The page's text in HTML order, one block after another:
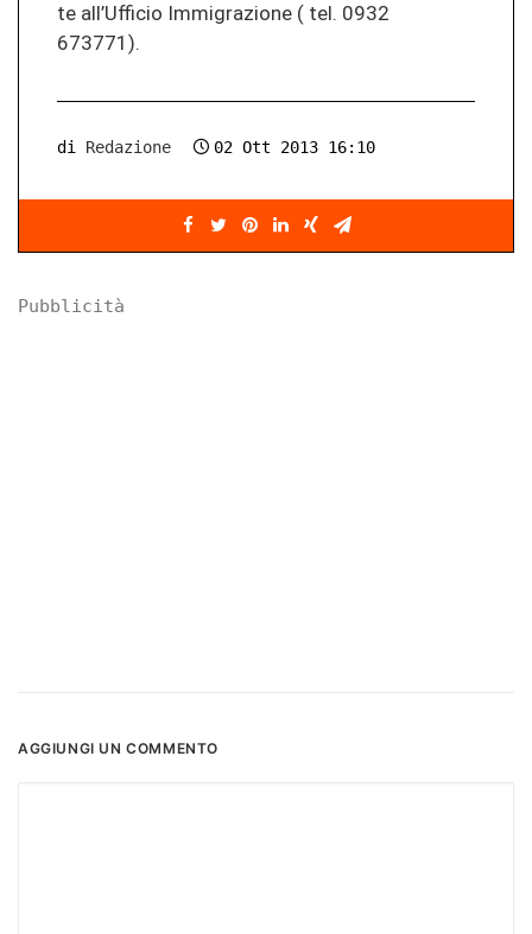
te all’Uf­fi­cio Im­mi­gra­zio­ne ( tel. 0932
673771).
di Redazione 02 Ott 2013 16:10
Pubblicità
AGGIUNGI UN COMMENTO